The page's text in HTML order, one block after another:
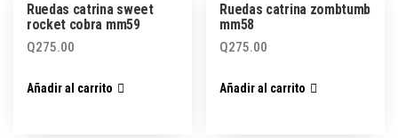
Ruedas catrina sweet
rocket cobra mm59
Q275.00
Añadir al carrito
Ruedas catrina zombtumb
mm58
Q275.00
Añadir al carrito